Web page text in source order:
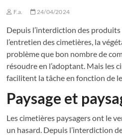
F.a. 24/04/2024
Depuis l’interdiction des
l’entretien des cimetières, la
problème que bon nombre de
résoudre en l’adoptant. Mais les
facilitent la tâche en fonction de
Paysage et
Les cimetières paysagers ont le
un hasard. Depuis l’interdiction